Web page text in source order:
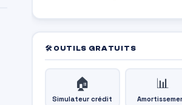
🛠 OUTILS GRATUITS
🏠
Simulateur crédit
📊